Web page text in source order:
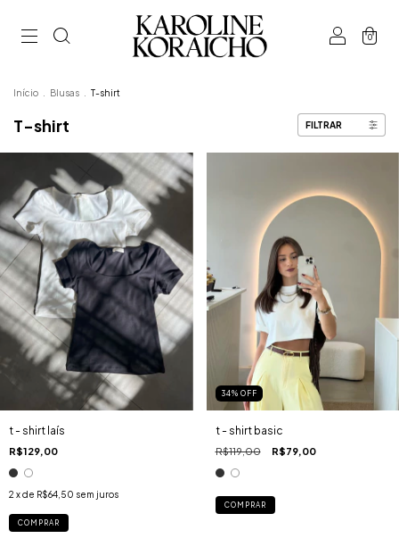
0
Início Blusas T-shirt
T-shirt FILTRAR
t - shirt laís
R$129,00
2 x de R$64,50 sem juros
COMPRAR
34% OFF
t - shirt basic
R$119,00 R$79,00
COMPRAR